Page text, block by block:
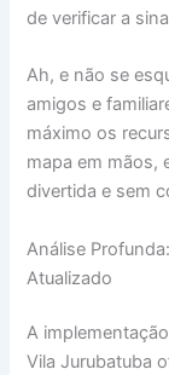
de verificar a
Ah, e não se
amigos e
máximo os
mapa em mãos,
divertida e sem
Análise
Atualizado
A
Vila Jurubatuba